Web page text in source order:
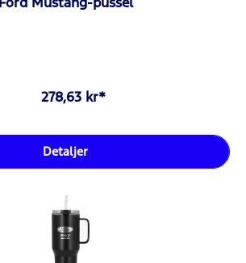
278,63 kr*
Detaljer